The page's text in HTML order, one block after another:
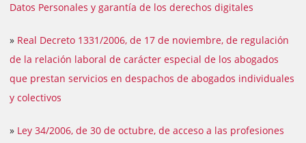
Datos Personales y garantía de los derechos digitales
» Real Decreto 1331/2006, de 17 de noviembre, de regulación
de la relación laboral de carácter especial de los abogados
que prestan servicios en despachos de abogados individuales
y colectivos
» Ley 34/2006, de 30 de octubre, de acceso a las profesiones